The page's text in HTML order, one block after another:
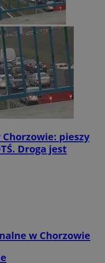
pieszy
Droga jest
w Chorzowie